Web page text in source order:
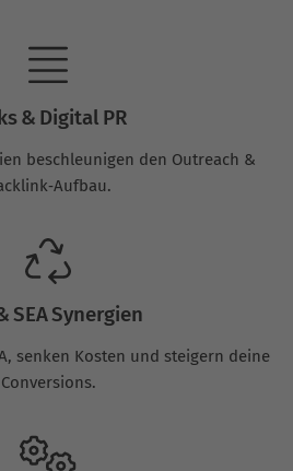
& Digital PR
beschleunigen den Outreach &
SEA Synergien
senken Kosten und steigern deine
Conversions.